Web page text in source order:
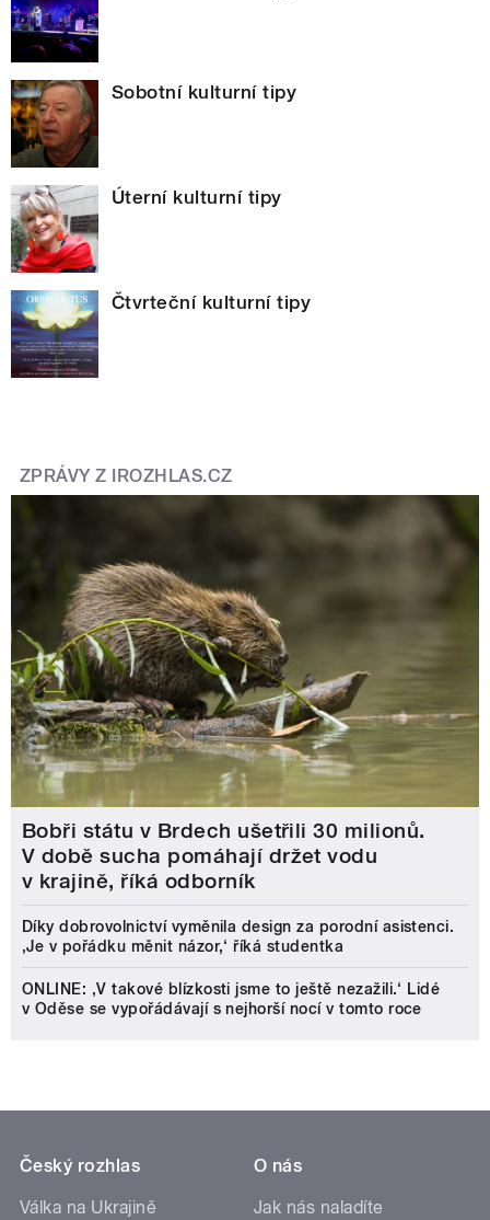
Sobotní kulturní tipy
Úterní kulturní tipy
Čtvrteční kulturní tipy
ZPRÁVY Z IROZHLAS.CZ
Bobři státu v Brdech ušetřili 30 milionů.
V době sucha pomáhají držet vodu
v krajině, říká odborník
Díky dobrovolnictví vyměnila design za porodní asistenci.
‚Je v pořádku měnit názor,‘ říká studentka
ONLINE: ‚V takové blízkosti jsme to ještě nezažili.‘ Lidé
v Oděse se vypořádávají s nejhorší nocí v tomto roce
Český rozhlas
Válka na Ukrajině
O nás
Jak nás naladíte